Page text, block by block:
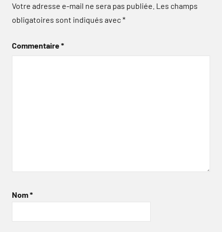
Votre adresse e-mail ne sera pas publiée. Les champs
obligatoires sont indiqués avec*
Commentaire*
Nom*